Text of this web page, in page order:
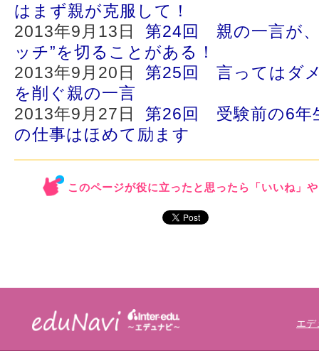
はまず親が克服して！
2013年9月13日 第24回 親の一言が
ッチ”を切ることがある！
2013年9月20日 第25回 言ってはダ
を削ぐ親の一言
2013年9月27日 第26回 受験前の6
の仕事はほめて励ます
このページが役に立ったと思ったら「いいね」
エデ